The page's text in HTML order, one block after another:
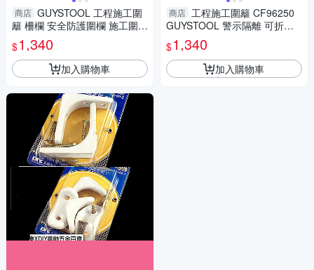
商店 GUYSTOOL 工程施工圍
籬 柵欄 安全防護圍欄 施工圍欄
摺疊護欄 警示隔離 耐水耐腐 M
IT-CF96250
$1,340
加入購物車
商店 工程施工圍籬 CF96250
GUYSTOOL 警示隔離 可折疊
伸縮 醒目 摺疊護欄 施工 安全
防護圍欄 室內裝潢
$1,340
加入購物車